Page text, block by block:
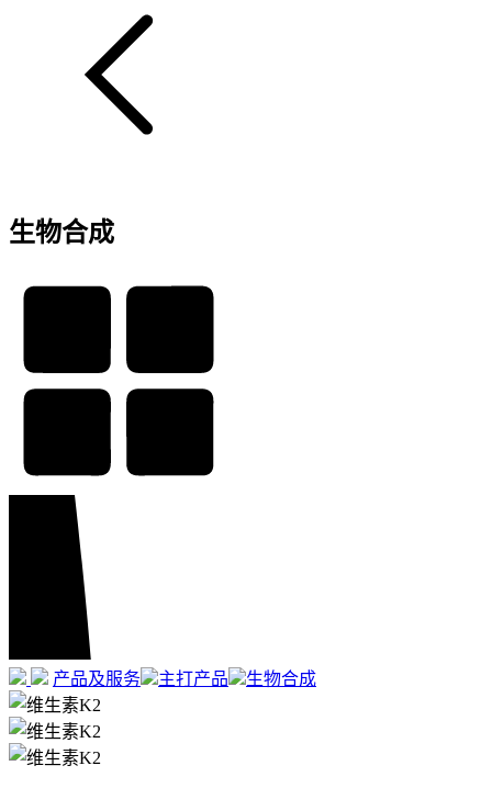
生物合成
产品及服务 主打产品 生物合成